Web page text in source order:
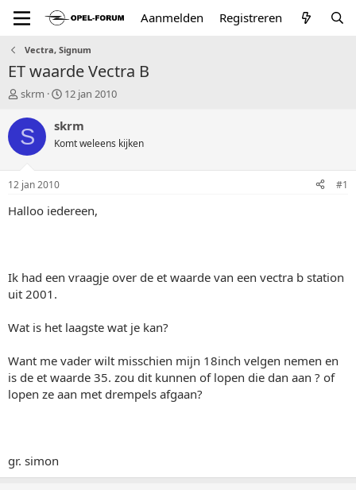
Aanmelden Registreren
Vectra, Signum
ET waarde Vectra B
T
p
i
t
a
r
skrm
S
a
t
u
12 jan 2010
S skrm
Komt weleens kijken
12 jan 2010 #1
Halloo iedereen,
Ik had een vraagje over de et waarde van een vectra b station
uit 2001.
Wat is het laagste wat je kan?
Want me vader wilt misschien mijn 18inch velgen nemen en
is de et waarde 35. zou dit kunnen of lopen die dan aan ? of
lopen ze aan met drempels afgaan?
gr. simon